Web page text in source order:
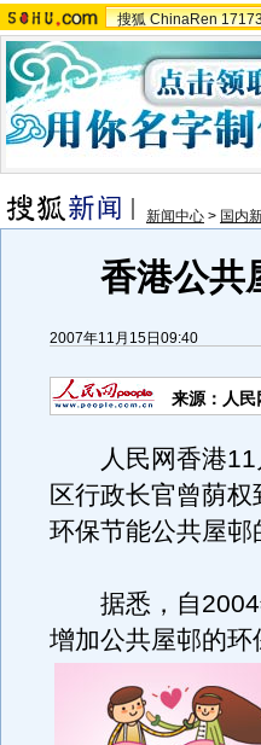
搜狐 ChinaRen
新闻中心 > 国内
香港公共
2007年11月15日09:40
来源：人民
人民网香港11
区行政长官曾荫
环保节能公共屋邨
据悉，自2004
增加公共屋邨的环